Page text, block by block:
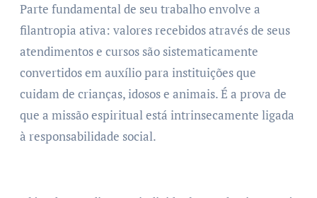
Parte fundamental de seu trabalho envolve a
filantropia ativa: valores recebidos através de seus
atendimentos e cursos são sistematicamente
convertidos em auxílio para instituições que
cuidam de crianças, idosos e animais. É a prova de
que a missão espiritual está intrinsecamente ligada
à responsabilidade social.